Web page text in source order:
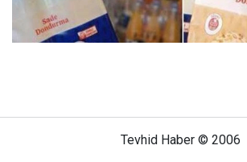
Tevhid Haber © 2006